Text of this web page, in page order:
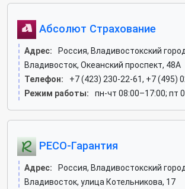
Абсолют Страхование
Адрес:
Россия, Владивостокский
Владивосток, Океанский проспект, 48А
Телефон:
+7 (423) 230-22-61, +7 (495)
Режим работы:
пн-чт 08:00–17:00; пт
РЕСО-Гарантия
Адрес:
Россия, Владивостокский
Владивосток, улица Котельникова, 17